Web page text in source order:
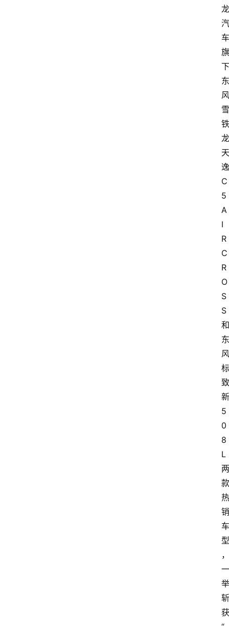
龙
汽
车
旗
下
东
风
雪
铁
龙
天
逸
C
5
A
I
R
C
R
O
S
S
和
东
风
标
致
新
5
0
8
L
两
款
热
销
车
型
，
一
举
斩
获